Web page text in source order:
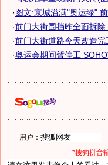
·图文:京城溢满"奥运绿"
·前门大街围挡昨全面拆
·前门大街道路今天改造完
·奥运会期间暂停工 SOHO
用户：
*搜狗拼音